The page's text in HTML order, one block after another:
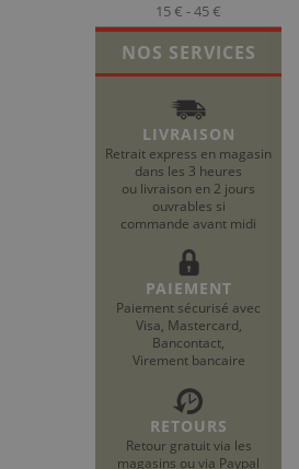
15 € - 45 €
NOS SERVICES
LIVRAISON
Retrait express en magasin
dans les 3 heures
ou livraison en 2 jours
ouvrables si
commande avant midi
PAIEMENT
Paiement sécurisé avec
Visa, Mastercard,
Bancontact,
Virement bancaire
RETOURS
Retour gratuit via les
magasins ou via Paypal